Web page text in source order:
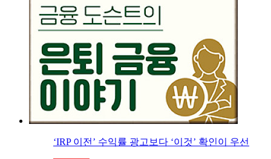
‘IRP 이전’ 수익률 광고보다 ‘이것’ 확인이 우선